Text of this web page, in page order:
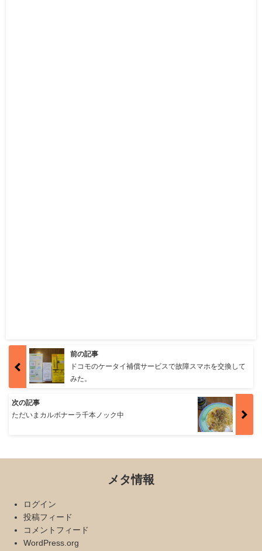
前の記事
ドコモのケータイ補償サービスで故障スマホを交換して
みた。
次の記事
ただいまカルボナーラ千本ノック中
メタ情報
ログイン
投稿フィード
コメントフィード
WordPress.org